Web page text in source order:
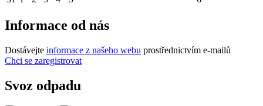
Informace od nás
Dostávejte informace z našeho webu prostřednictvím e-mailů
Chci se zaregistrovat
Svoz odpadu